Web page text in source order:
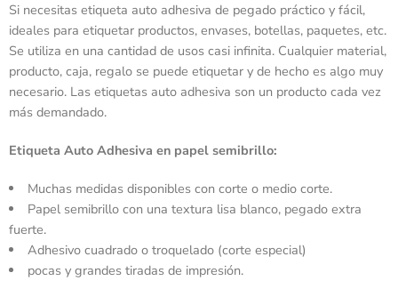
Si necesitas etiqueta auto adhesiva de pegado práctico y fácil,
ideales para etiquetar productos, envases, botellas, paquetes, etc.
Se utiliza en una cantidad de usos casi infinita. Cualquier material,
producto, caja, regalo se puede etiquetar y de hecho es algo muy
necesario. Las etiquetas auto adhesiva son un producto cada vez
más demandado.
Etiqueta Auto Adhesiva en papel semibrillo:
Muchas medidas disponibles con corte o medio corte.
Papel semibrillo con una textura lisa blanco, pegado extra
fuerte.
Adhesivo cuadrado o troquelado (corte especial)
pocas y grandes tiradas de impresión.